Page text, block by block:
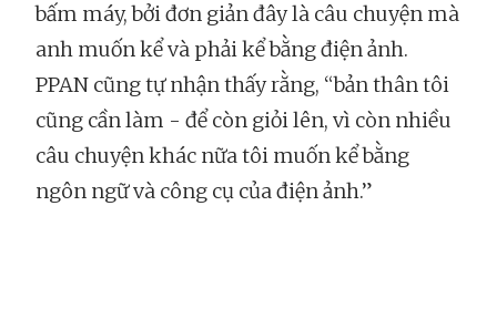
bấm máy, bởi đơn giản đây là câu chuyện mà
anh muốn kể và phải kể bằng điện ảnh.
PPAN cũng tự nhận thấy rằng, “bản thân tôi
cũng cần làm - để còn giỏi lên, vì còn nhiều
câu chuyện khác nữa tôi muốn kể bằng
ngôn ngữ và công cụ của điện ảnh.”